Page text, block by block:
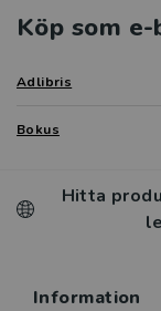
Köp som e-
Adlibris
Bokus
Hitta
Information